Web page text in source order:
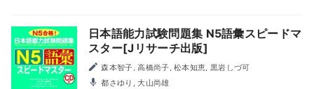
日本語能力試験問題集 N5語彙スピードマ
スター[Jリサーチ出版]
森本智子, 高橋尚子, 松本知恵, 黒岩しづ可
都さゆり, 大山尚雄